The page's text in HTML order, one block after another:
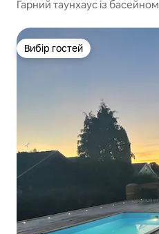
Гарний таунхаус із басейном
Вибір гостей
Вибір гостей